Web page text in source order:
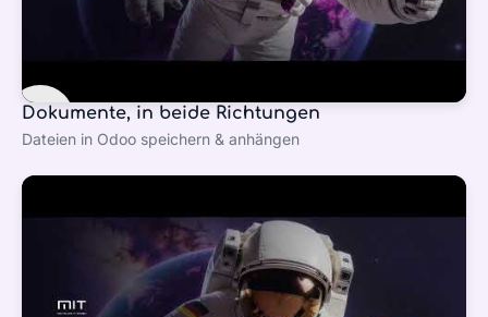
Dokumente, in beide Richtungen
Dateien in Odoo speichern & anhängen